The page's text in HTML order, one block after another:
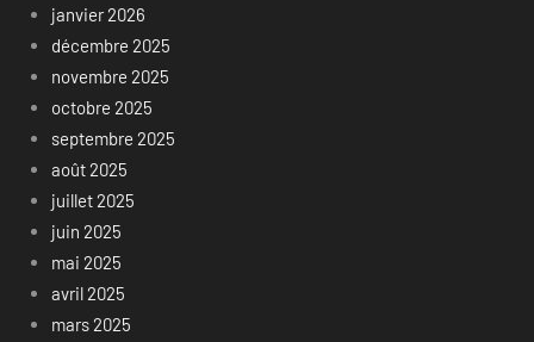
janvier 2026
décembre 2025
novembre 2025
octobre 2025
septembre 2025
août 2025
juillet 2025
juin 2025
mai 2025
avril 2025
mars 2025